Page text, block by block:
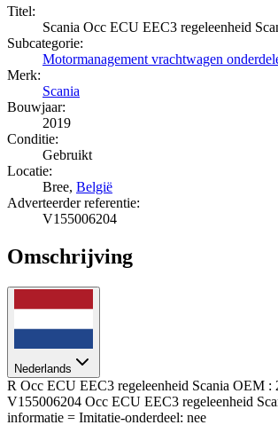
Titel:
Scania Occ ECU EEC3 regeleenheid
Subcategorie:
Motormanagement vrachtwagen
Merk:
Scania
Bouwjaar:
2019
Conditie:
Gebruikt
Locatie:
Bree, België
Adverteerder referentie:
V155006204
Omschrijving
Nederlands
R Occ ECU EEC3 regeleenheid Scania OEM :
V155006204 Occ ECU EEC3 regeleenheid
informatie = Imitatie-onderdeel: nee